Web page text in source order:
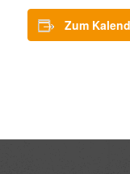
Zum